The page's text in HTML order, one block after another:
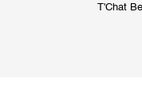
T'Chat